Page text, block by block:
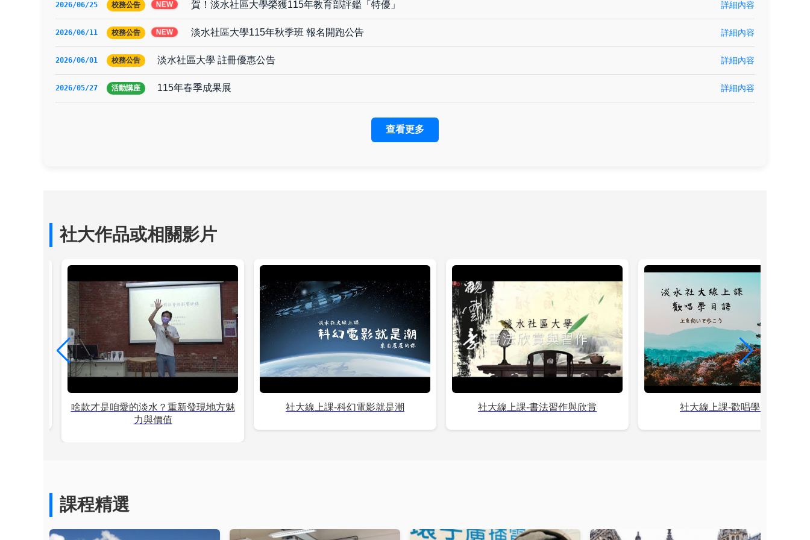
2026/06/25 校務公告 NEW 賀！淡水社區大學榮獲115年教育部評鑑「特優」 詳細內容
2026/06/11 校務公告 NEW 淡水社區大學115年秋季班 報名開跑公告 詳細內容
2026/06/01 校務公告 淡水社區大學 註冊優惠公告 詳細內容
2026/05/27 活動講座 115年春季成果展 詳細內容
查看更多
社大作品或相關影片
啥款才是咱愛的淡水？重新發現地方魅
力與價值
社大線上課-科幻電影就是潮 社大線上課-書法習作與欣賞 社大線上課-歡唱學日語
課程精選